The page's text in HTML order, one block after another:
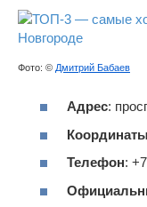
Фото: © Дмитрий Бабаев
Адрес:
Координаты
Телефон: